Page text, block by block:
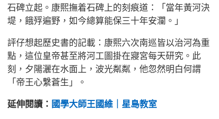
石碑立起。康熙撫着石碑上的刻痕道：「當年黃河決
堤，餓殍遍野，如今總算能保三十年安瀾。」
評仔想起歷史書的記載：康熙六次南巡皆以治河為重
點，這位皇帝甚至將河工圖掛在寢宮每天研究。此
刻，夕陽灑在水面上，波光粼粼，他忽然明白何謂
「帝王心繫蒼生」。
延伸閱讀： 國學大師王國維｜星島教室